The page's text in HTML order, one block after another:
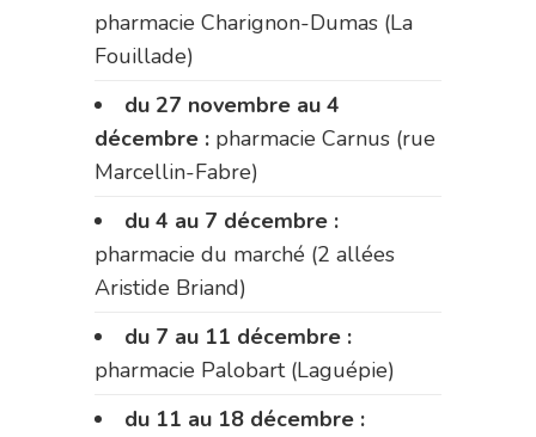
pharmacie Charignon-Dumas (La
Fouillade)
du 27 novembre au 4
décembre : pharmacie Carnus (rue
Marcellin-Fabre)
du 4 au 7 décembre :
pharmacie du marché (2 allées
Aristide Briand)
du 7 au 11 décembre :
pharmacie Palobart (Laguépie)
du 11 au 18 décembre :